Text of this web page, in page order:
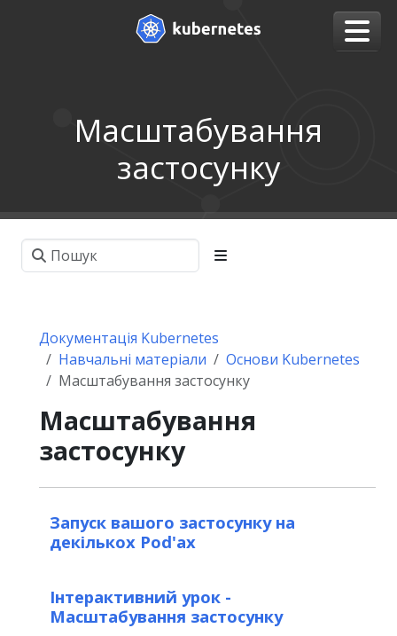
Масштабування
застосунку
Документація Kubernetes
Навчальні матеріали
Основи Kubernetes
Масштабування застосунку
Масштабування
застосунку
Запуск вашого застосунку на
декількох Pod'ах
Інтерактивний урок -
Масштабування застосунку